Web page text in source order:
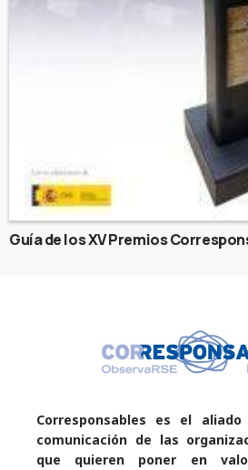
Guía de los XV Premios
Corresponsables es el
comunicación de las
que quieren poner en